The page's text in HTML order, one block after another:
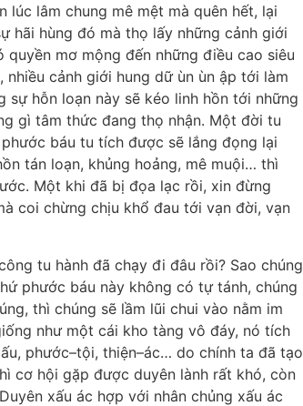
lúc lâm chung mê mệt mà quên hết, lại
hãi hùng đó mà thọ lấy những cảnh giới
mơ mộng đến những điều cao siêu
cảnh giới hung dữ ùn ùn ập tới làm
hỗn loạn này sẽ kéo linh hồn tới những
gì tâm thức đang thọ nhận. Một đời tu
báu tu tích được sẽ lắng đọng lại
tán loạn, khủng hoảng, mê muội… thì
Một khi đã bị đọa lạc rồi, xin đừng
coi chừng chịu khổ đau tới vạn đời, vạn
tu hành đã chạy đi đâu rồi? Sao chúng
phước báu này không có tự tánh, chúng
thì chúng sẽ lầm lũi chui vào nằm im
như một cái kho tàng vô đáy, nó tích
phước–tội, thiện–ác… do chính ta đã tạo
cơ hội gặp được duyên lành rất khó, còn
xấu ác hợp với nhân chủng xấu ác